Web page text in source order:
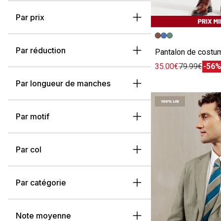
Par prix
Par réduction
Par longueur de manches
Par motif
Par col
Par catégorie
Note moyenne
Image précédente
Image suivante
35.00€79.99€-56%